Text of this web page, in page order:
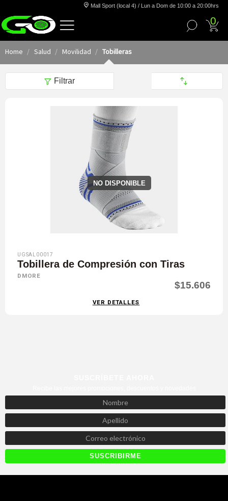
Mall Sport (local 4) / Lun a Dom de 10:00 a 20:00hrs
0
Home Salud Movilidad Tobilleras
Filtrar
NO DISPONIBLE
UGSAL00017
Tobillera de Compresión con Tiras
DMORE
$15.606
VER DETALLES